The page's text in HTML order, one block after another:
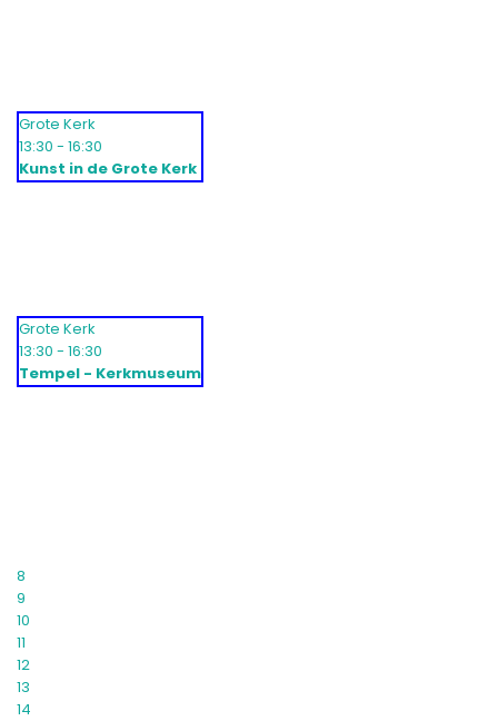
Grote Kerk
13:30 - 16:30
Kunst in de Grote Kerk
Grote Kerk
13:30 - 16:30
Tempel - Kerkmuseum
8
9
10
11
12
13
14